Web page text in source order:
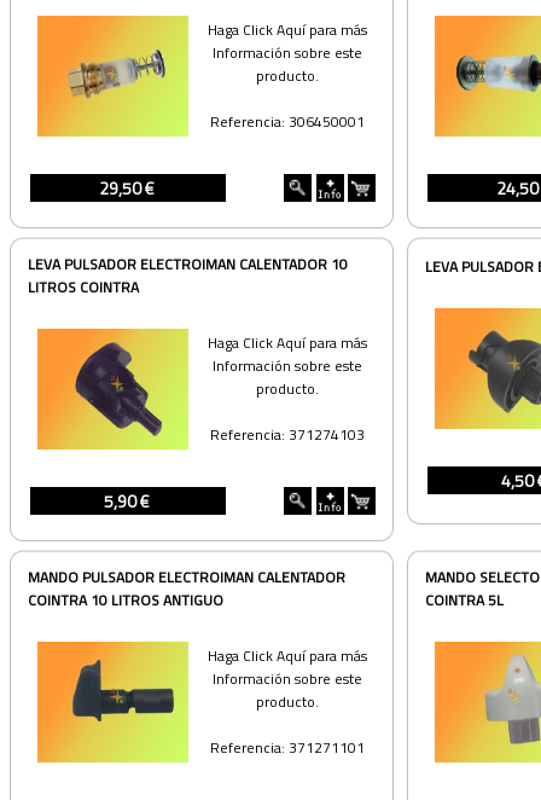
Haga Click Aquí para más
Información sobre este
producto.
Referencia: 306450001
29,50 €
LEVA PULSADOR ELECTROIMAN CALENTADOR 10
LITROS COINTRA
Haga Click Aquí para más
Información sobre este
producto.
Referencia: 371274103
5,90 €
LEVA
4,50
MANDO PULSADOR ELECTROIMAN CALENTADOR
COINTRA 10 LITROS ANTIGUO
Haga Click Aquí para más
Información sobre este
producto.
Referencia: 371271101
MANDO
COINTRA 5L